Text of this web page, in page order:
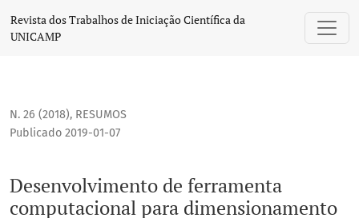
Desenvolvimento de ferramenta computacional para
Revista dos Trabalhos de Iniciação Científica da
UNICAMP
N. 26 (2018), RESUMOS
Desenvolvimento de ferramenta
computacional para dimensionamento
Publicado 2019-01-07